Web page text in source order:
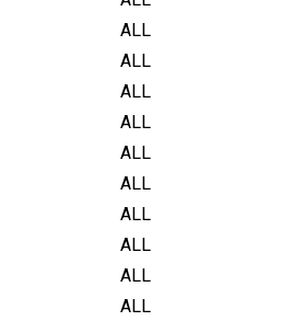
ALL
ALL
ALL
ALL
ALL
ALL
ALL
ALL
ALL
ALL